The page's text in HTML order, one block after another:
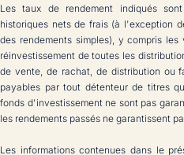
Les taux de rendement indiqués
historiques nets de frais (à l'exception
des rendements simples), y compris
réinvestissement de toutes les
de vente, de rachat, de distribution ou
payables par tout détenteur de titres
fonds d'investissement ne sont pas
les rendements passés ne garantissent
Les informations contenues dans le